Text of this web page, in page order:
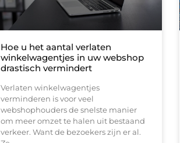
Hoe u het aantal verlaten
winkelwagentjes in uw webshop
drastisch vermindert
Verlaten winkelwagentjes
verminderen is voor veel
webshophouders de snelste manier
om meer omzet te halen uit bestaand
verkeer. Want de bezoekers zijn er al.